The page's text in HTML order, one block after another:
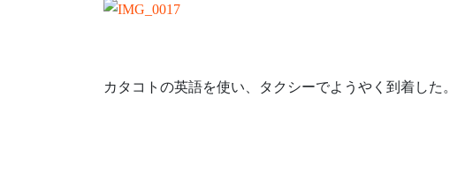
カタコトの英語を使い、タクシーでようやく到着した。